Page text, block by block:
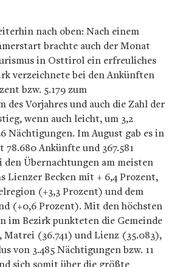
nach oben: Nach einem
brachte auch der Monat
in Osttirol ein erfreuliches
verzeichnete bei den Ankünften
bzw. 5.179 zum
des Vorjahres und auch die Zahl der
wenn auch leicht, um 3,2
Nächtigungen. Im August gab es in
Ankünfte und 367.581
den Übernachtungen am meisten
Lienzer Becken mit + 6,4 Prozent,
(+3,3 Prozent) und dem
(+0,6 Prozent). Mit den höchsten
im Bezirk punkteten die Gemeinde
Matrei (36.741) und Lienz (35.083),
von 3.485 Nächtigungen bzw. 11
sich somit über die größte